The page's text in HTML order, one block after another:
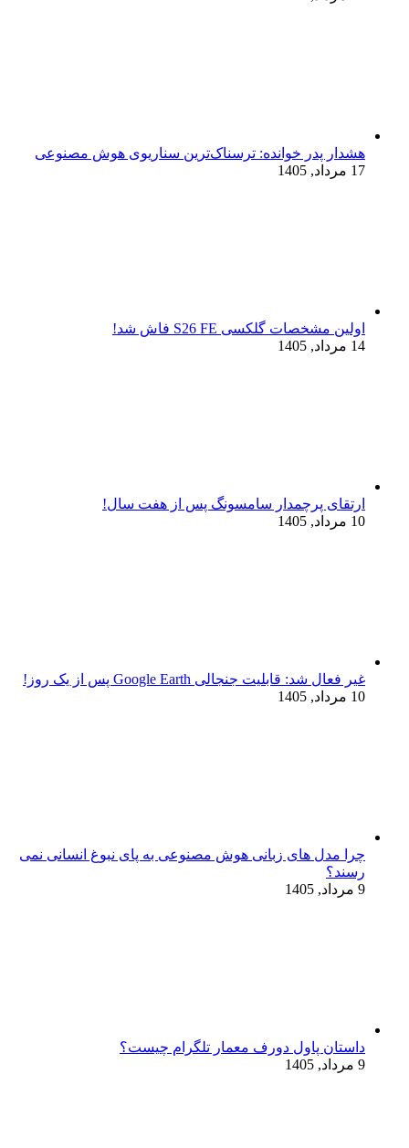
هشدار پدر خوانده: ترسناک‌ترین سناریوی هوش مصنوعی
17 مرداد, 1405
اولین مشخصات گلکسی S26 FE فاش شد!
14 مرداد, 1405
ارتقای پرچمدار سامسونگ پس از هفت سال!
10 مرداد, 1405
غیر فعال شد: قابلیت جنجالی Google Earth پس از یک روز!
10 مرداد, 1405
چرا مدل‌ های زبانی هوش مصنوعی به پای نبوغ انسانی نمی‌
رسند؟
9 مرداد, 1405
داستان پاول دورف معمار تلگرام چیست؟
9 مرداد, 1405